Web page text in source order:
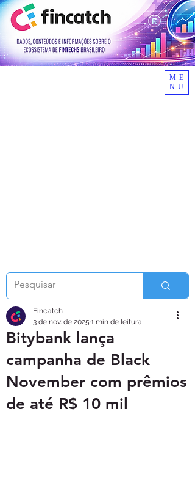
ME
NU
Bitybank lança
campanha de Black
November com prêmios
de até R$ 10 mil
Fincatch
3 de nov. de 2025 1 min de leitura